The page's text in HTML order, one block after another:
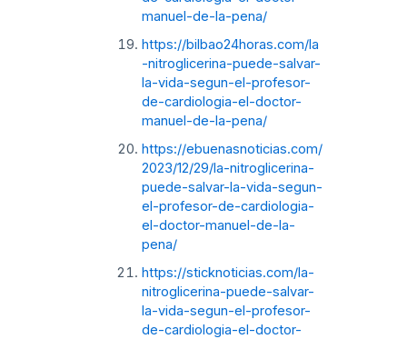
manuel-de-la-pena/
https://bilbao24horas.com/la
-nitroglicerina-puede-salvar-
la-vida-segun-el-profesor-
de-cardiologia-el-doctor-
manuel-de-la-pena/
https://ebuenasnoticias.com/
2023/12/29/la-nitroglicerina-
puede-salvar-la-vida-segun-
el-profesor-de-cardiologia-
el-doctor-manuel-de-la-
pena/
https://sticknoticias.com/la-
nitroglicerina-puede-salvar-
la-vida-segun-el-profesor-
de-cardiologia-el-doctor-